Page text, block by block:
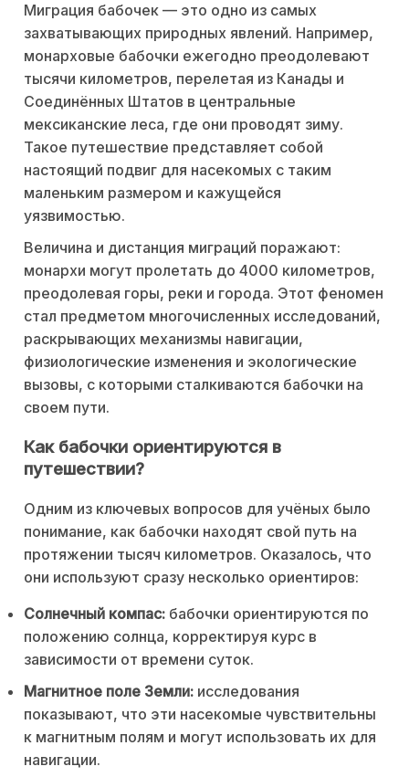
Миграция бабочек — это одно из самых
захватывающих природных явлений. Например,
монарховые бабочки ежегодно преодолевают
тысячи километров, перелетая из Канады и
Соединённых Штатов в центральные
мексиканские леса, где они проводят зиму.
Такое путешествие представляет собой
настоящий подвиг для насекомых с таким
маленьким размером и кажущейся
уязвимостью.
Величина и дистанция миграций поражают:
монархи могут пролетать до 4000 километров,
преодолевая горы, реки и города. Этот феномен
стал предметом многочисленных исследований,
раскрывающих механизмы навигации,
физиологические изменения и экологические
вызовы, с которыми сталкиваются бабочки на
своем пути.
Как бабочки ориентируются в
путешествии?
Одним из ключевых вопросов для учёных было
понимание, как бабочки находят свой путь на
протяжении тысяч километров. Оказалось, что
они используют сразу несколько ориентиров:
Солнечный компас: бабочки ориентируются по
положению солнца, корректируя курс в
зависимости от времени суток.
Магнитное поле Земли: исследования
показывают, что эти насекомые чувствительны
к магнитным полям и могут использовать их для
навигации.